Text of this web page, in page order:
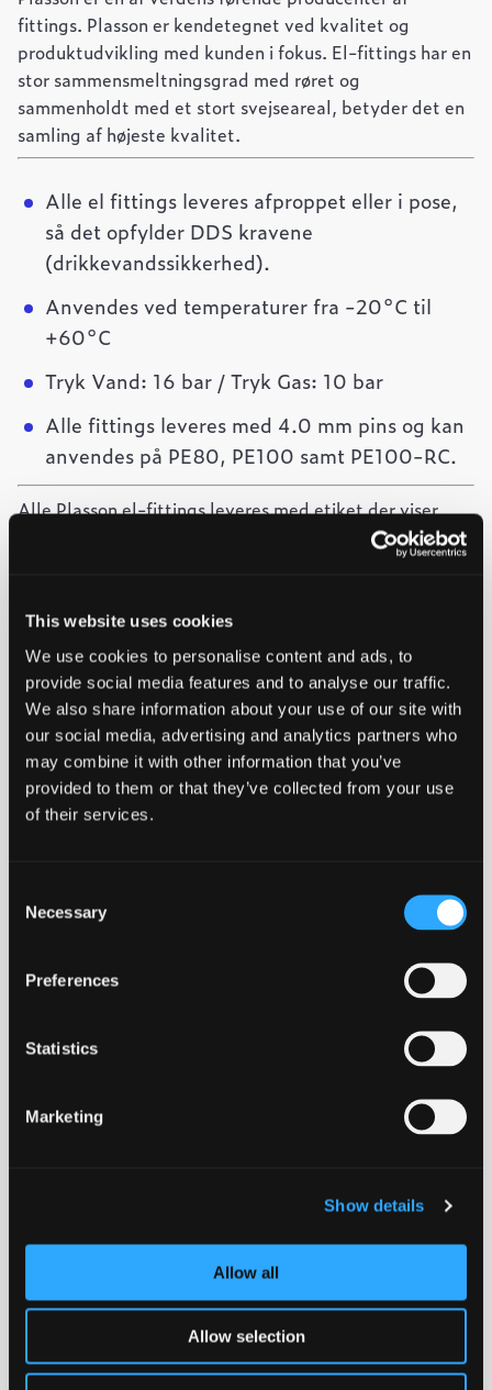
This website uses cookies
We use cookies to personalise content and ads, to
provide social media features and to analyse our traffic.
We also share information about your use of our site with
our social media, advertising and analytics partners who
may combine it with other information that you’ve
provided to them or that they’ve collected from your use
of their services.
Selection
Necessary
Preferences
Statistics
Marketing
Show details
Allow all
Allow selection
fittings. Plasson er kendetegnet ved kvalitet og
produktudvikling med kunden i fokus. El-fittings har en
stor sammensmeltningsgrad med røret og
sammenholdt med et stort svejseareal, betyder det en
samling af højeste kvalitet.
Alle el fittings leveres afproppet eller i pose,
så det opfylder DDS kravene
(drikkevandssikkerhed).
Anvendes ved temperaturer fra -20°C til
+60°C
Tryk Vand: 16 bar / Tryk Gas: 10 bar
Alle fittings leveres med 4.0 mm pins og kan
anvendes på PE80, PE100 samt PE100-RC.
Alle Plasson el-fittings leveres med etiket der viser
stregkode til brug for svejsning samt stregkode, der
sikrer sporbarhed samt information om køletid. På
enkelte stykke fittings er kompatibelt med.
Ulefos anbefaler at disse produkter kun svejses af
montører med svejsecertifikat.
-
antal
+ Føj til forespørgsel
Lang levetid Stort svejseareal
NORDIC POLYMARK